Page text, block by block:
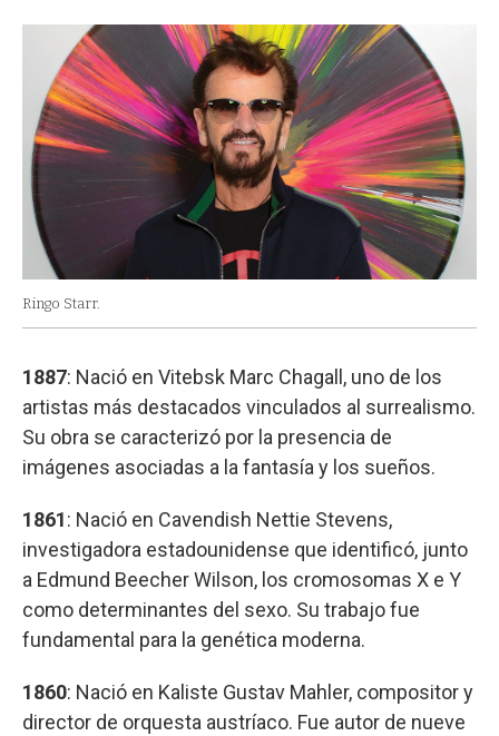
Ringo Starr.
1887: Nació en Vitebsk Marc Chagall, uno de los
artistas más destacados vinculados al surrealismo.
Su obra se caracterizó por la presencia de
imágenes asociadas a la fantasía y los sueños.
1861: Nació en Cavendish Nettie Stevens,
investigadora estadounidense que identificó, junto
a Edmund Beecher Wilson, los cromosomas X e Y
como determinantes del sexo. Su trabajo fue
fundamental para la genética moderna.
1860: Nació en Kaliste Gustav Mahler, compositor y
director de orquesta austríaco. Fue autor de nueve